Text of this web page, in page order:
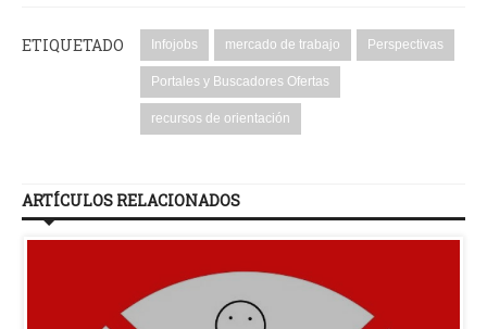
ETIQUETADO Infojobs mercado de trabajo Perspectivas
Portales y Buscadores Ofertas
recursos de orientación
ARTÍCULOS RELACIONADOS